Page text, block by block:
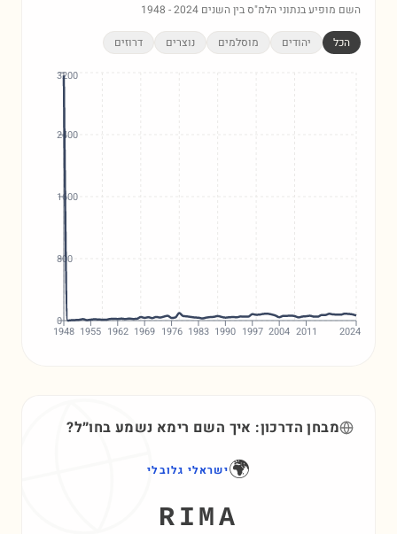
השם מופיע בנתוני הלמ"ס בין השנים 1948 -2024
הכל יהודים מוסלמים נוצרים דרוזים
1948 1955 1962 1969 1976 1983 1990 1997 2004 2011 2024
0
800
1600
2400
3200
מבחן הדרכון: איך השם רימא נשמע בחו״ל?
🌍ישראלי גלובלי
RIMA